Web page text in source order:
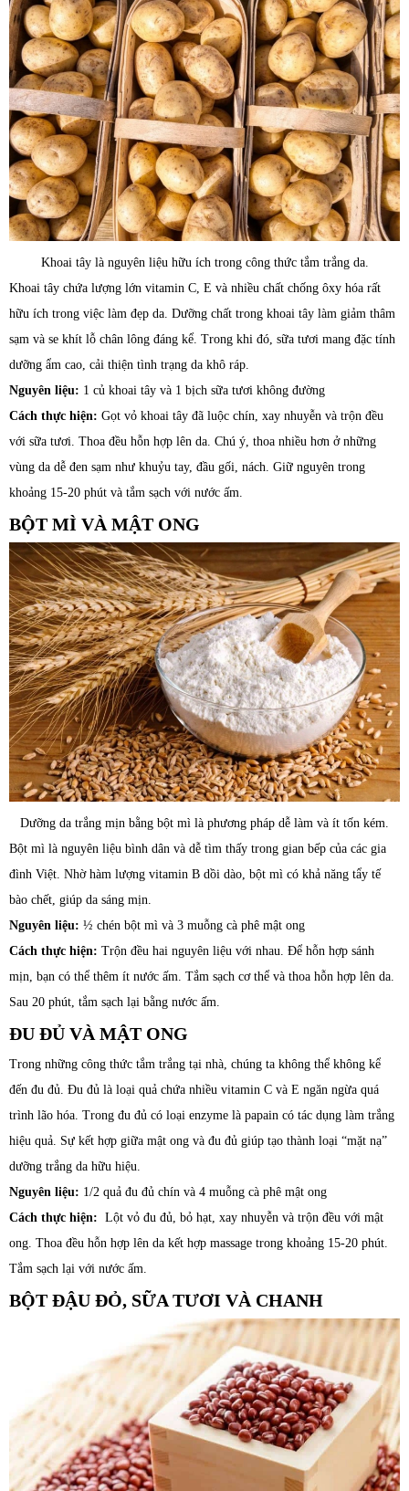
Khoai tây là nguyên liệu hữu ích trong công thức tắm trắng da.
Khoai tây chứa lượng lớn vitamin C, E và nhiều chất chống ôxy hóa rất
hữu ích trong việc làm đẹp da. Dưỡng chất trong khoai tây làm giảm thâm
sạm và se khít lỗ chân lông đáng kể. Trong khi đó, sữa tươi mang đặc tính
dưỡng ẩm cao, cải thiện tình trạng da khô ráp.
Nguyên liệu: 1 củ khoai tây và 1 bịch sữa tươi không đường
Cách thực hiện: Gọt vỏ khoai tây đã luộc chín, xay nhuyễn và trộn đều
với sữa tươi. Thoa đều hỗn hợp lên da. Chú ý, thoa nhiều hơn ở những
vùng da dễ đen sạm như khuỷu tay, đầu gối, nách. Giữ nguyên trong
khoảng 15-20 phút và tắm sạch với nước ấm.
BỘT MÌ VÀ MẬT ONG
Dưỡng da trắng mịn bằng bột mì là phương pháp dễ làm và ít tốn kém.
Bột mì là nguyên liệu bình dân và dễ tìm thấy trong gian bếp của các gia
đình Việt. Nhờ hàm lượng vitamin B dồi dào, bột mì có khả năng tẩy tế
bào chết, giúp da sáng mịn.
Nguyên liệu: ½ chén bột mì và 3 muỗng cà phê mật ong
Cách thực hiện: Trộn đều hai nguyên liệu với nhau. Để hỗn hợp sánh
mịn, bạn có thể thêm ít nước ấm. Tắm sạch cơ thể và thoa hỗn hợp lên da.
Sau 20 phút, tắm sạch lại bằng nước ấm.
ĐU ĐỦ VÀ MẬT ONG
Trong những công thức tắm trắng tại nhà, chúng ta không thể không kể
đến đu đủ. Đu đủ là loại quả chứa nhiều vitamin C và E ngăn ngừa quá
trình lão hóa. Trong đu đủ có loại enzyme là papain có tác dụng làm trắng
hiệu quả. Sự kết hợp giữa mật ong và đu đủ giúp tạo thành loại “mặt nạ”
dưỡng trắng da hữu hiệu.
Nguyên liệu: 1/2 quả đu đủ chín và 4 muỗng cà phê mật ong
Cách thực hiện: Lột vỏ đu đủ, bỏ hạt, xay nhuyễn và trộn đều với mật
ong. Thoa đều hỗn hợp lên da kết hợp massage trong khoảng 15-20 phút.
Tắm sạch lại với nước ấm.
BỘT ĐẬU ĐỎ, SỮA TƯƠI VÀ CHANH